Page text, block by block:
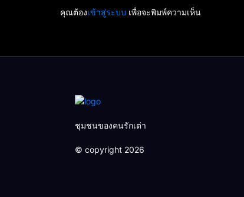
คุณต้องเข้าสู่ระบบ เพื่อจะพิมพ์ความเห็น
ชุมชนของคนรักเต่า
© copyright 2026